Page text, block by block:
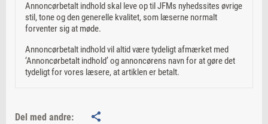
Annoncørbetalt indhold skal leve op til JFMs nyhedssites øvrige
stil, tone og den generelle kvalitet, som læserne normalt
forventer sig at møde.
Annoncørbetalt indhold vil altid være tydeligt afmærket med
‘Annoncørbetalt indhold’ og annoncørens navn for at gøre det
tydeligt for vores læsere, at artiklen er betalt.
Del med andre: